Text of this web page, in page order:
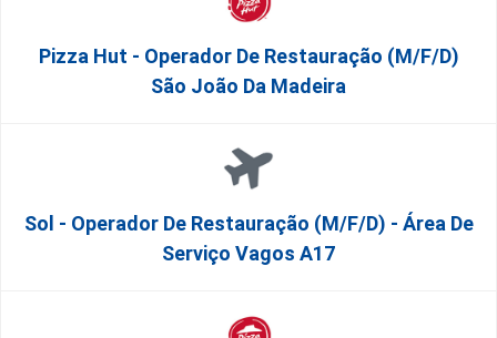
Pizza Hut - Operador De Restauração (m/f/d)
São João Da Madeira
Sol - Operador De Restauração (m/f/d) - Área De
Serviço Vagos A17